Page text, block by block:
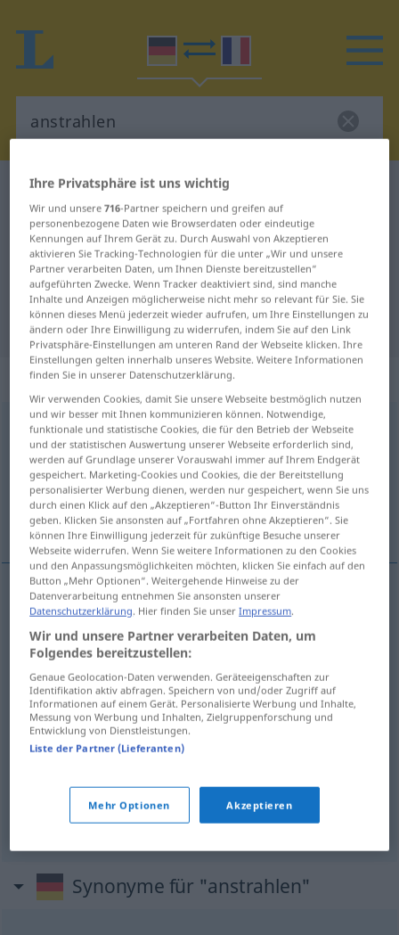
Deutsch-Französisch Wörterbuch
Deutsch-Französisch Übersetzung
für "anstrahlen"
"anstrahlen" Französisch
Übersetzung
„anstrahlen“: transitives Verb
anstrahlenv/t
Übersicht aller Übersetzungen
(Für mehr Details die Übersetzung anklicken/antippen)
illuminer Weitere Beispiele...
illuminer anstrahlen (≈ anleuchten)
Beispiele
jemanden anstrahlenmit Blicken
regarder qn d’unair radieuxodrayonnant
elle le regardait d’unair
Synonyme für "anstrahlen"
Ihre Privatsphäre ist uns wichtig
Wir und unsere716-Partner speichern und greifen auf
personenbezogene Daten wie Browserdaten oder eindeutige
Kennungen auf Ihrem Gerät zu. Durch Auswahl von Akzeptieren
aktivieren Sie Tracking-Technologien für die unter „Wir und unsere
Partner verarbeiten Daten, um Ihnen Dienste bereitzustellen“
aufgeführten Zwecke. Wenn Tracker deaktiviert sind, sind manche
Inhalte und Anzeigen möglicherweise nicht mehr so relevant für Sie. Sie
können dieses Menü jederzeit wieder aufrufen, um Ihre Einstellungen zu
ändern oder Ihre Einwilligung zu widerrufen, indem Sie auf den Link
Privatsphäre-Einstellungen am unteren Rand der Webseite klicken. Ihre
Einstellungen gelten innerhalb unseres Website. Weitere Informationen
finden Sie in unserer Datenschutzerklärung.
Wir verwenden Cookies, damit Sie unsere Webseite bestmöglich nutzen
und wir besser mit Ihnen kommunizieren können. Notwendige,
funktionale und statistische Cookies, die für den Betrieb der Webseite
und der statistischen Auswertung unserer Webseite erforderlich sind,
werden auf Grundlage unserer Vorauswahl immer auf Ihrem Endgerät
gespeichert. Marketing-Cookies und Cookies, die der Bereitstellung
personalisierter Werbung dienen, werden nur gespeichert, wenn Sie uns
durch einen Klick auf den „Akzeptieren“-Button Ihr Einverständnis
geben. Klicken Sie ansonsten auf „Fortfahren ohne Akzeptieren“. Sie
können Ihre Einwilligung jederzeit für zukünftige Besuche unserer
Webseite widerrufen. Wenn Sie weitere Informationen zu den Cookies
und den Anpassungsmöglichkeiten möchten, klicken Sie einfach auf den
Button „Mehr Optionen“. Weitergehende Hinweise zu der
Datenverarbeitung entnehmen Sie ansonsten unserer
Datenschutzerklärung. Hier finden Sie unserImpressum.
Wir und unsere Partner verarbeiten Daten, um
Folgendes bereitzustellen:
Genaue Geolocation-Daten verwenden. Geräteeigenschaften zur
Identifikation aktiv abfragen. Speichern von und/oder Zugriff auf
Informationen auf einem Gerät. Personalisierte Werbung und Inhalte,
Messung von Werbung und Inhalten, Zielgruppenforschung und
Entwicklung von Dienstleistungen.
Liste der Partner (Lieferanten)
Mehr Optionen Akzeptieren